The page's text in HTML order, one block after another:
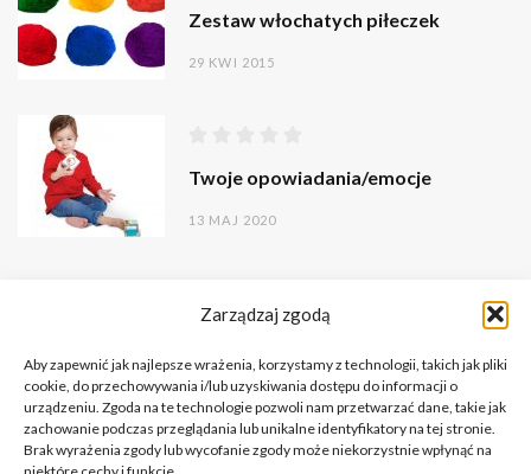
Zarządzaj zgodą
Aby zapewnić jak najlepsze wrażenia, korzystamy z technologii, takich jak pliki
cookie, do przechowywania i/lub uzyskiwania dostępu do informacji o
urządzeniu. Zgoda na te technologie pozwoli nam przetwarzać dane, takie jak
zachowanie podczas przeglądania lub unikalne identyfikatory na tej stronie.
Brak wyrażenia zgody lub wycofanie zgody może niekorzystnie wpłynąć na
Zestaw włochatych piłeczek
29 KWI 2015
Twoje opowiadania/emocje
13 MAJ 2020